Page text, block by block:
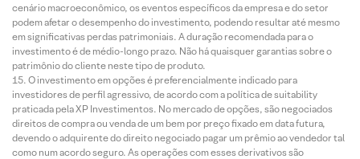
cenário macroeconômico, os eventos específicos da empresa e do setor
podem afetar o desempenho do investimento, podendo resultar até mesmo
em significativas perdas patrimoniais. A duração recomendada para o
investimento é de médio-longo prazo. Não há quaisquer garantias sobre o
patrimônio do cliente neste tipo de produto.
O investimento em opções é preferencialmente indicado para
investidores de perfil agressivo, de acordo com a política de suitability
praticada pela XP Investimentos. No mercado de opções, são negociados
direitos de compra ou venda de um bem por preço fixado em data futura,
devendo o adquirente do direito negociado pagar um prêmio ao vendedor tal
como num acordo seguro. As operações com esses derivativos são